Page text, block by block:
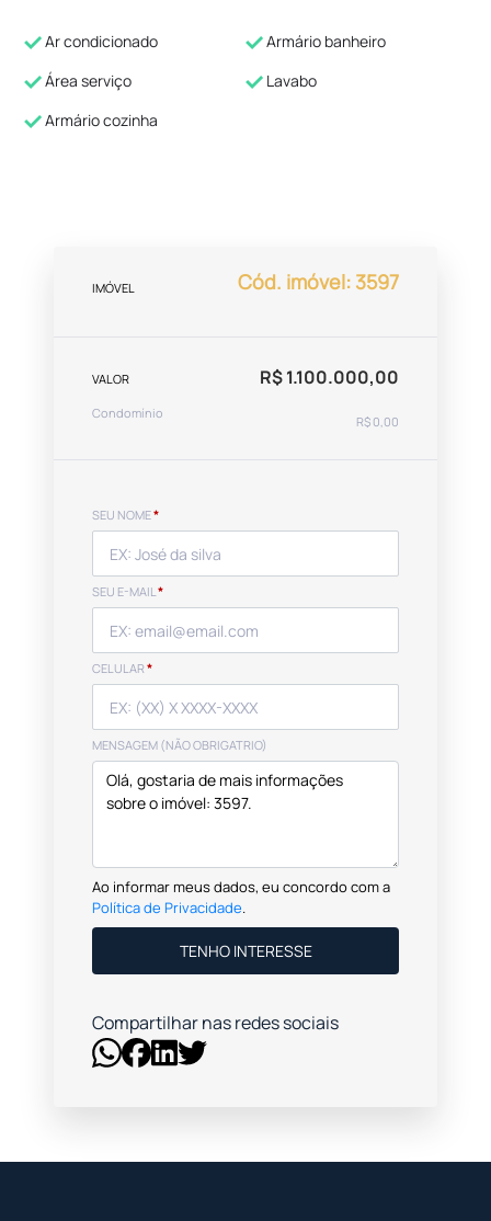
Ar condicionado
Armário banheiro
Área serviço
Lavabo
Armário cozinha
IMÓVEL Cód. imóvel: 3597
VALOR R$ 1.100.000,00
Condomínio
R$ 0,00
SEU NOME*
SEU E-MAIL*
CELULAR *
MENSAGEM (NÃO OBRIGATRIO)
Ao informar meus dados, eu concordo com a
Política de Privacidade.
TENHO INTERESSE
Compartilhar nas redes sociais